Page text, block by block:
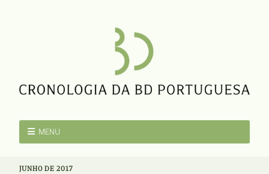
MENU
JUNHO DE 2017